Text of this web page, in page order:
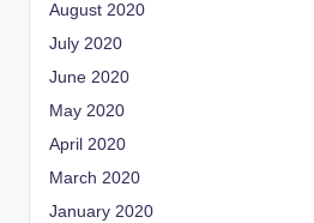
August 2020
July 2020
June 2020
May 2020
April 2020
March 2020
January 2020